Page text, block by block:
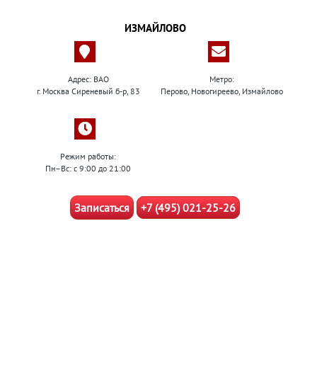
ИЗМАЙЛОВО
Адрес: ВАО
г. Москва Сиреневый б-р, 83
Метро:
Перово, Новогиреево, Измайлово
Режим работы:
Пн–Вс: с 9:00 до 21:00
Записаться +7 (495) 021-25-26